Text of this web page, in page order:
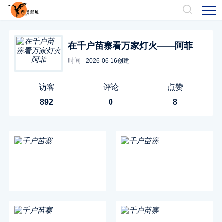
在千户苗寨看万家灯火——阿菲
时间 2026-06-16创建
访客
892
评论
0
点赞
8